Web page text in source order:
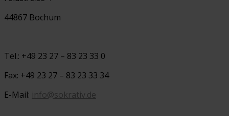
44867 Bochum
Tel.: +49 23 27 – 83 23 33 0
Fax: +49 23 27 – 83 23 33 34
E-Mail: info@sokrativ.de